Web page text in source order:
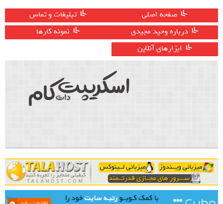
صفحه اصلی
تبلیغات و تماس
درباره وحید مجیدی
نمونه کارها
ابزارهای آنلاین